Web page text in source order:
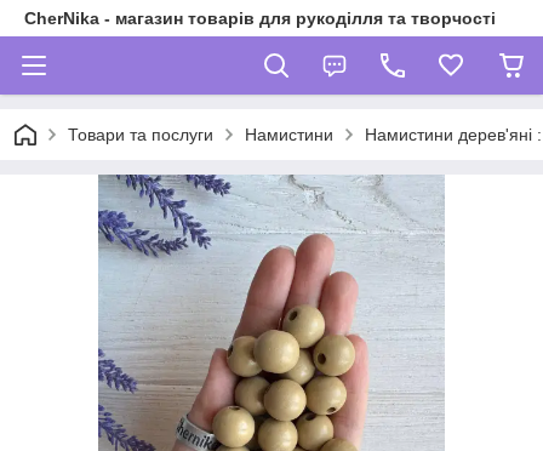
CherNika - магазин товарів для рукоділля та творчості
Товари та послуги Намистини Намистини дерев'яні :